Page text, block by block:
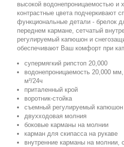
высокой водонепроницаемостью
контрастные цвета подчеркивают
функциональные детали - брелок
переднем кармане, сетчатый
регулируемый капюшон и
обеспечивают Ваш комфорт при
супермягкий рипстоп 20,000
водонепроницаемость 20,000
м²/24ч
приталенный крой
воротник-стойка
съемный регулируемый капюшон
двухходовая молния
боковые карманы на молнии
карман для скипасса на рукаве
внутренние карманы на молнии,